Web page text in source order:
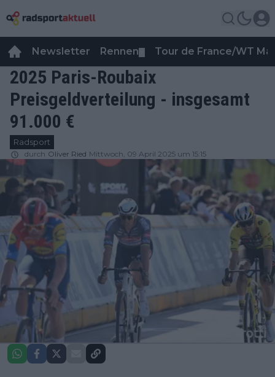
Newsletter Rennen Tour de France/WT
2025 Paris-Roubaix
Preisgeldverteilung - insgesamt
91.000 €
Radsport
durch Oliver Ried Mittwoch, 09 April 2025 um 15:15